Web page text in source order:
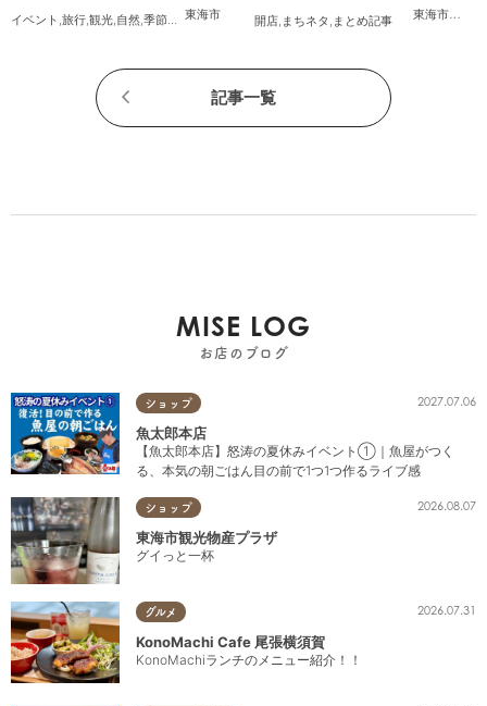
東海市
イベント ,旅行,観光,自然,季節ネタ ,花火 東海市
,大府
開店, まちネタ , まとめ記事
記事一覧
MISE LOG
お店のブログ
ショップ 2027.07.06
魚太郎本店
【魚太郎本店】怒涛の夏休みイベント①｜魚屋がつく
る、本気の朝ごはん目の前で1つ1つ作るライブ感
ショップ 2026.08.07
東海市観光物産プラザ
グイっと一杯
グルメ 2026.07.31
KonoMachi Cafe 尾張横須賀
KonoMachiランチのメニュー紹介！！